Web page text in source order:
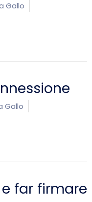
Gallo
Gallo
far firmare